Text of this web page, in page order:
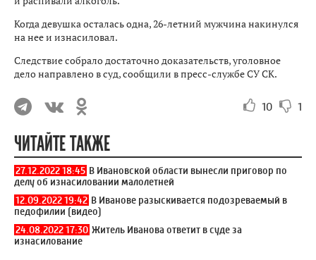
Когда девушка осталась одна, 26-летний мужчина накинулся
на нее и изнасиловал.
Следствие собрало достаточно доказательств, уголовное
дело направлено в суд, сообщили в пресс-службе СУ СК.
10 1
ЧИТАЙТЕ ТАКЖЕ
27.12.2022 18:45 В Ивановской области вынесли приговор по
делу об изнасиловании малолетней
12.09.2022 19:42 В Иванове разыскивается подозреваемый в
педофилии (видео)
24.08.2022 17:30 Житель Иванова ответит в суде за
изнасилование